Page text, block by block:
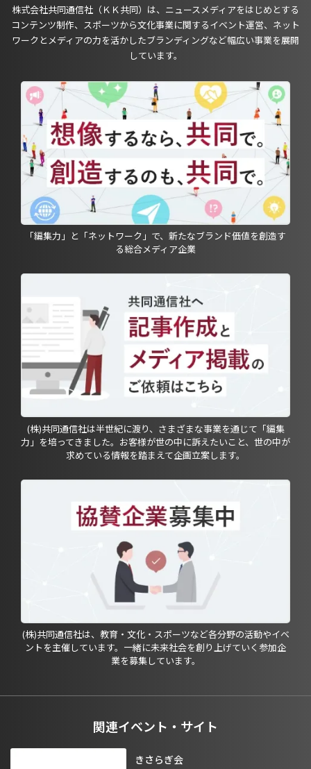
株式会社共同通信社（ＫＫ共同）は、ニュースメディアをはじめとする
コンテンツ制作、スポーツから文化事業に関するイベント運営、ネット
ワークとメディアの力を活かしたブランディングなど幅広い事業を展開
しています。
「編集力」と「ネットワーク」で、新たなブランド価値を創造す
る総合メディア企業
(株)共同通信社は半世紀に渡り、さまざまな事業を通じて「編集
力」を培ってきました。お客様が世の中に訴えたいこと、世の中が
求めている情報を踏まえて企画立案します。
(株)共同通信社は、教育・文化・スポーツなど各分野の活動やイベ
ントを主催しています。一緒に未来社会を創り上げていく参加企
業を募集しています。
関連イベント・サイト
きさらぎ会